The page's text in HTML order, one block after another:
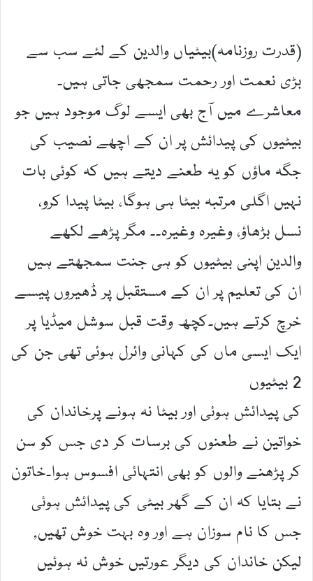
(قدرت روزنامہ)بیٹیاں والدین کے لئے سب سے
بڑی نعمت اور رحمت سمجھی جاتی ہیں۔
معاشرے میں آج بھی ایسے لوگ موجود ہیں جو
بیٹیوں کی پیدائش پر ان کے اچھے نصیب کی
جگہ ماؤں کو یہ طعنے دیتے ہیں کہ کوئی بات
نہیں اگلی مرتبہ بیٹا ہی ہوگا، بیٹا پیدا کرو،
نسل بڑھاؤ، وغیرہ وغیرہ۔۔ مگر پڑھے لکھے
والدین اپنی بیٹیوں کو ہی جنت سمجھتے ہیں
ان کی تعلیم پر ان کے مستقبل پر ڈھیروں پیسے
خرچ کرتے ہیں۔کچھ وقت قبل سوشل میڈیا پر
ایک ایسی ماں کی کہانی وائرل ہوئی تھی جن کی
2 بیٹیوں
کی پیدائش ہوئی اور بیٹا نہ ہونے پرخاندان کی
خواتین نے طعنوں کی برسات کر دی جس کو سن
کر پڑھنے والوں کو بھی انتہائی افسوس ہوا۔خاتون
نے بتایا کہ ان کے گھر بیٹی کی پیدائش ہوئی
جس کا نام سوزان ہے اور وہ بہت خوش تھیں,
لیکن خاندان کی دیگر عورتیں خوش نہ ہوئیں